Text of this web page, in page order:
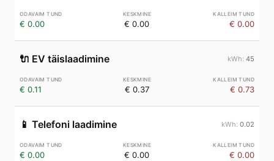
€ 0.00 € 0.00 € 0.00
🔌 EV täislaadimine 45
€ 0.11 € 0.37 € 0.73
📱 Telefoni laadimine 0.02
€ 0.00 € 0.00 € 0.00